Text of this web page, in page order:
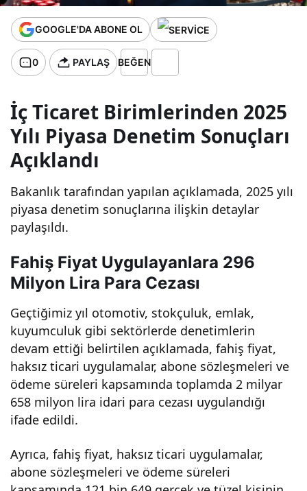
GOOGLE'DA ABONE OL
0 PAYLAŞ BEĞEN
İç Ticaret Birimlerinden 2025
Yılı Piyasa Denetim Sonuçları
Açıklandı
Bakanlık tarafından yapılan açıklamada, 2025 yılı
piyasa denetim sonuçlarına ilişkin detaylar
paylaşıldı.
Fahiş Fiyat Uygulayanlara 296
Milyon Lira Para Cezası
Geçtiğimiz yıl otomotiv, stokçuluk, emlak,
kuyumculuk gibi sektörlerde denetimlerin
devam ettiği belirtilen açıklamada, fahiş fiyat,
haksız ticari uygulamalar, abone sözleşmeleri ve
ödeme süreleri kapsamında toplamda 2 milyar
658 milyon lira idari para cezası uygulandığı
ifade edildi.
Ayrıca, fahiş fiyat, haksız ticari uygulamalar,
abone sözleşmeleri ve ödeme süreleri